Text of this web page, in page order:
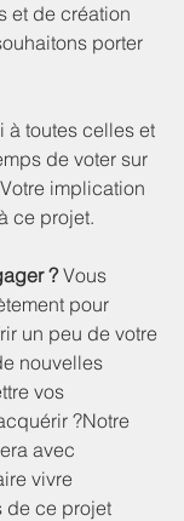
et de création
porter
à toutes celles et
de voter sur
implication
ce projet.
? Vous
pour
un peu de votre
nouvelles
vos
?Notre
avec
vivre
de ce projet